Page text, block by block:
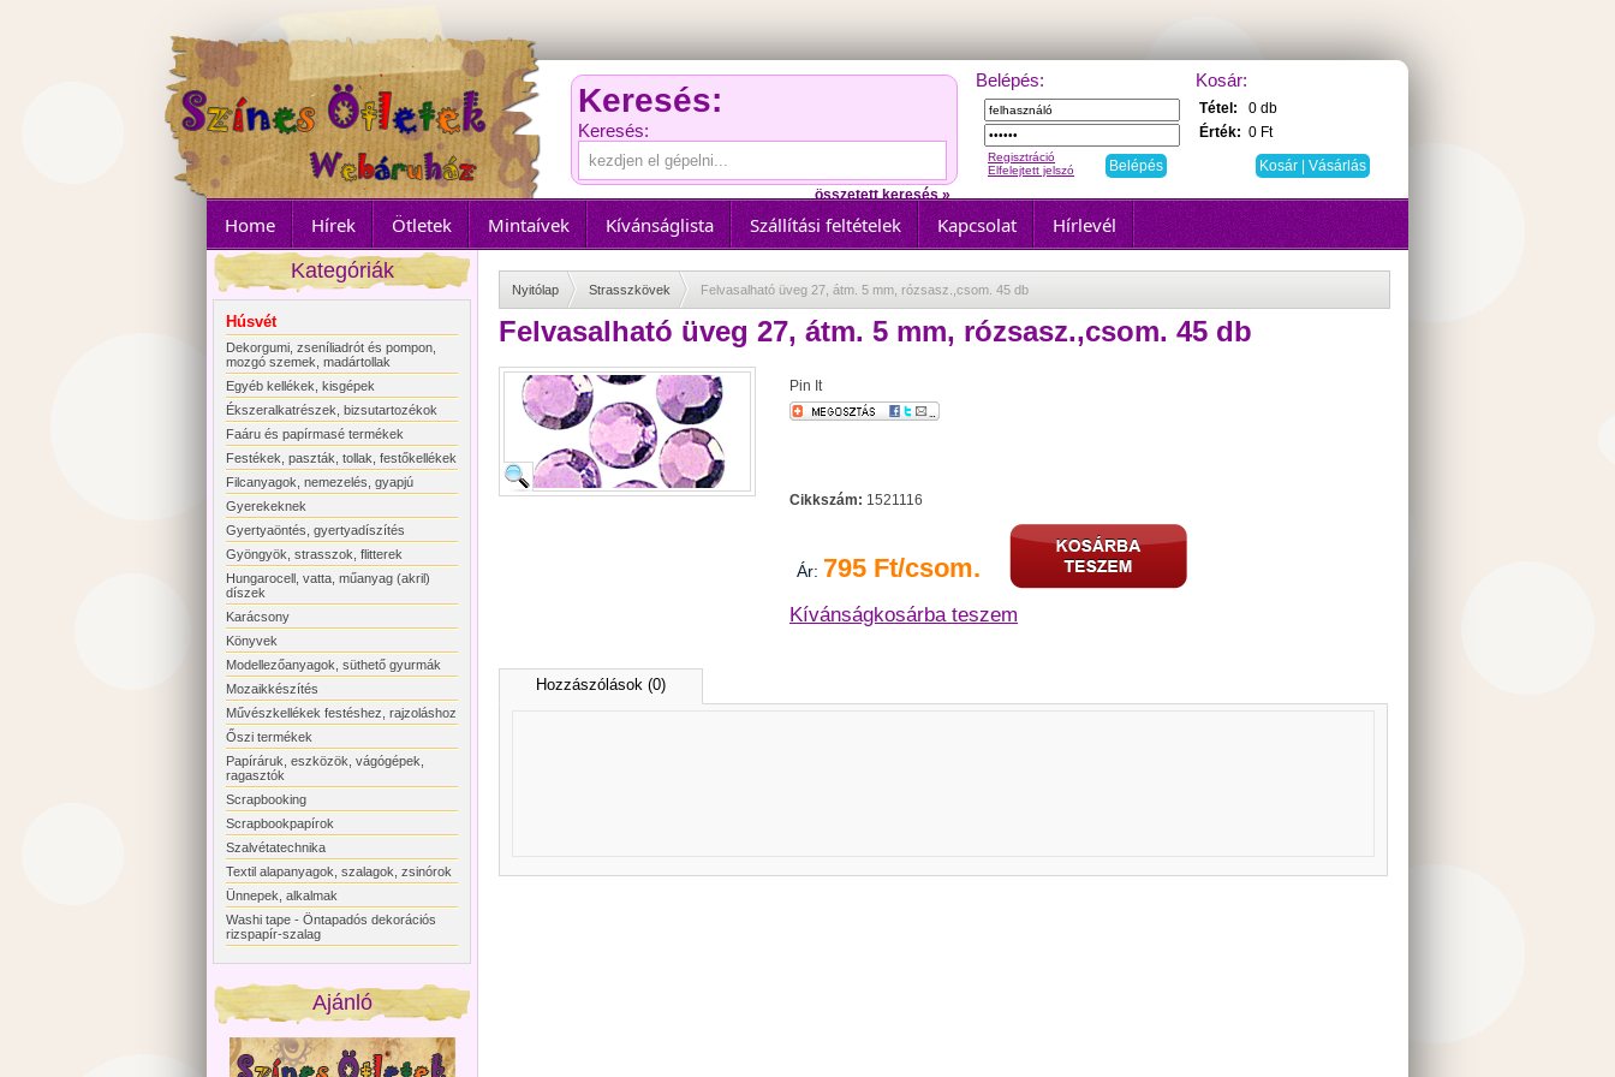
Keresés:
Keresés:
összetett keresés »
Belépés:
Regisztráció
Elfelejtett jelszó
Kosár:
Tétel:
0 db
Érték: 0 Ft
Kosár | Vásárlás
Home Hírek Ötletek Mintaívek Kívánságlista Szállítási feltételek Kapcsolat
Hírlevél
Kategóriák
Húsvét
Dekorgumi, zseníliadrót és pompon,
mozgó szemek, madártollak
Egyéb kellékek, kisgépek
Ékszeralkatrészek, bizsutartozékok
Faáru és papírmasé termékek
Festékek, paszták, tollak, festőkellékek
Filcanyagok, nemezelés, gyapjú
Gyerekeknek
Gyertyaöntés, gyertyadíszítés
Gyöngyök, strasszok, flitterek
Hungarocell, vatta, műanyag (akril)
díszek
Karácsony
Könyvek
Modellezőanyagok, süthető gyurmák
Mozaikkészítés
Művészkellékek festéshez, rajzoláshoz
Őszi termékek
Papíráruk, eszközök, vágógépek,
ragasztók
Scrapbooking
Scrapbookpapírok
Szalvétatechnika
Textil alapanyagok, szalagok, zsinórok
Ünnepek, alkalmak
Washi tape - Öntapadós dekorációs
rizspapír-szalag
Ajánló
Nyitólap Strasszkövek Felvasalható üveg 27, átm. 5 mm, rózsasz.,csom. 45 db
Felvasalható üveg 27, átm. 5 mm, rózsasz.,csom. 45 db
Pin It
Cikkszám: 1521116
Ár: 795 Ft/csom.
Kívánságkosárba teszem
Hozzászólások (0)